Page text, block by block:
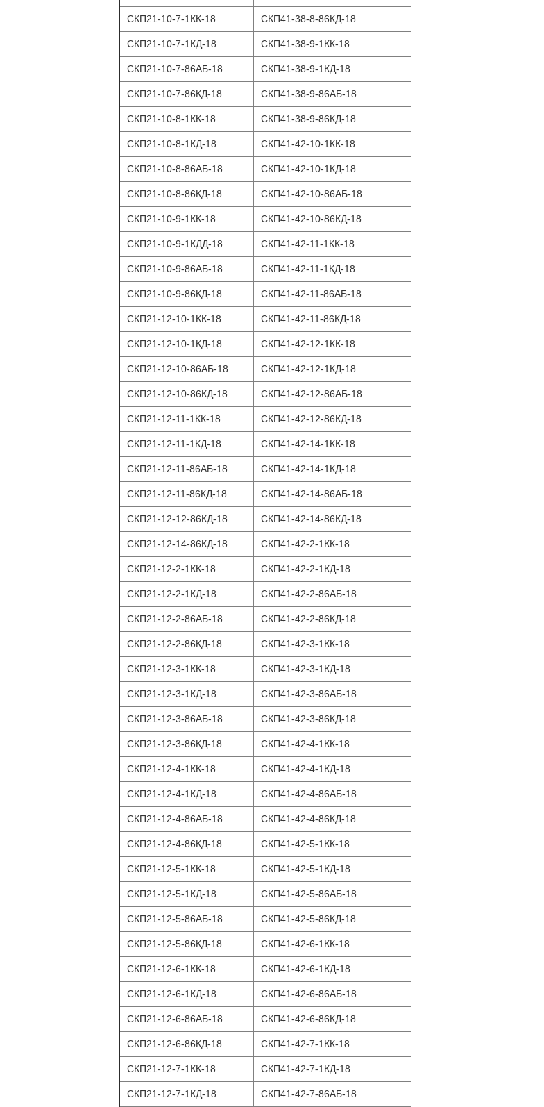
СКП21-10-7-1КК-18 СКП41-38-8-86КД-18
СКП21-10-7-1КД-18 СКП41-38-9-1КК-18
СКП21-10-7-86АБ-18 СКП41-38-9-1КД-18
СКП21-10-7-86КД-18 СКП41-38-9-86АБ-18
СКП21-10-8-1КК-18 СКП41-38-9-86КД-18
СКП21-10-8-1КД-18 СКП41-42-10-1КК-18
СКП21-10-8-86АБ-18 СКП41-42-10-1КД-18
СКП21-10-8-86КД-18 СКП41-42-10-86АБ-18
СКП21-10-9-1КК-18 СКП41-42-10-86КД-18
СКП21-10-9-1КДД-18 СКП41-42-11-1КК-18
СКП21-10-9-86АБ-18 СКП41-42-11-1КД-18
СКП21-10-9-86КД-18 СКП41-42-11-86АБ-18
СКП21-12-10-1КК-18 СКП41-42-11-86КД-18
СКП21-12-10-1КД-18 СКП41-42-12-1КК-18
СКП21-12-10-86АБ-18 СКП41-42-12-1КД-18
СКП21-12-10-86КД-18 СКП41-42-12-86АБ-18
СКП21-12-11-1КК-18 СКП41-42-12-86КД-18
СКП21-12-11-1КД-18 СКП41-42-14-1КК-18
СКП21-12-11-86АБ-18 СКП41-42-14-1КД-18
СКП21-12-11-86КД-18 СКП41-42-14-86АБ-18
СКП21-12-12-86КД-18 СКП41-42-14-86КД-18
СКП21-12-14-86КД-18 СКП41-42-2-1КК-18
СКП21-12-2-1КК-18 СКП41-42-2-1КД-18
СКП21-12-2-1КД-18 СКП41-42-2-86АБ-18
СКП21-12-2-86АБ-18 СКП41-42-2-86КД-18
СКП21-12-2-86КД-18 СКП41-42-3-1КК-18
СКП21-12-3-1КК-18 СКП41-42-3-1КД-18
СКП21-12-3-1КД-18 СКП41-42-3-86АБ-18
СКП21-12-3-86АБ-18 СКП41-42-3-86КД-18
СКП21-12-3-86КД-18 СКП41-42-4-1КК-18
СКП21-12-4-1КК-18 СКП41-42-4-1КД-18
СКП21-12-4-1КД-18 СКП41-42-4-86АБ-18
СКП21-12-4-86АБ-18 СКП41-42-4-86КД-18
СКП21-12-4-86КД-18 СКП41-42-5-1КК-18
СКП21-12-5-1КК-18 СКП41-42-5-1КД-18
СКП21-12-5-1КД-18 СКП41-42-5-86АБ-18
СКП21-12-5-86АБ-18 СКП41-42-5-86КД-18
СКП21-12-5-86КД-18 СКП41-42-6-1КК-18
СКП21-12-6-1КК-18 СКП41-42-6-1КД-18
СКП21-12-6-1КД-18 СКП41-42-6-86АБ-18
СКП21-12-6-86АБ-18 СКП41-42-6-86КД-18
СКП21-12-6-86КД-18 СКП41-42-7-1КК-18
СКП21-12-7-1КК-18 СКП41-42-7-1КД-18
СКП21-12-7-1КД-18 СКП41-42-7-86АБ-18